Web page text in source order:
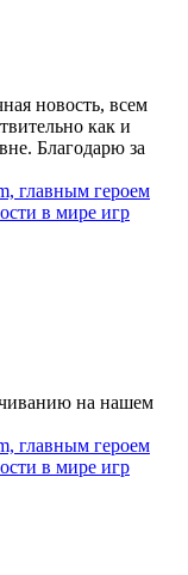
новость, всем
как и
Благодарю за
главным героем
в мире игр
на нашем
главным героем
в мире игр